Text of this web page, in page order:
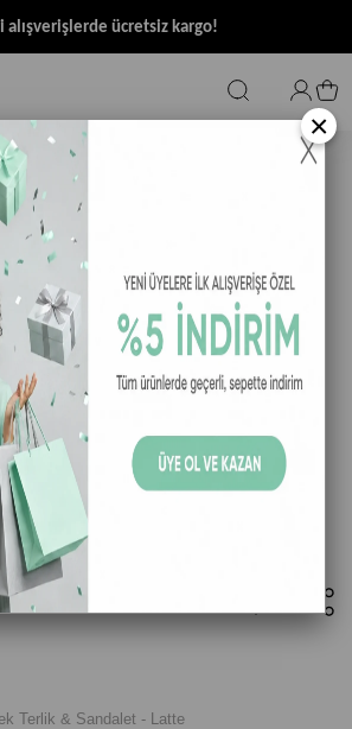
alışverişlerde ücretsiz kargo!
Erkek Terlik - Latte
Terlik & Sandalet - Latte
×